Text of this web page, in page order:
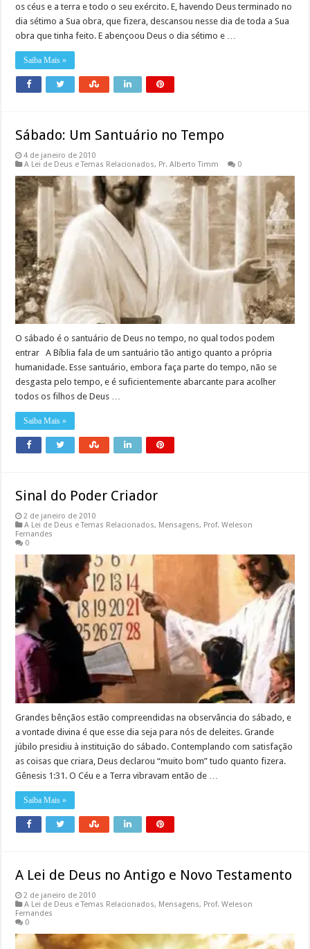
os céus e a terra e todo o seu exército. E, havendo Deus terminado no
dia sétimo a Sua obra, que fizera, descansou nesse dia de toda a Sua
obra que tinha feito. E abençoou Deus o dia sétimo e …
Saiba Mais »
Sábado: Um Santuário no Tempo
4 de janeiro de 2010
A Lei de Deus e Temas Relacionados, Pr. Alberto Timm 0
O sábado é o santuário de Deus no tempo, no qual todos podem
entrar A Bíblia fala de um santuário tão antigo quanto a própria
humanidade. Esse santuário, embora faça parte do tempo, não se
desgasta pelo tempo, e é suficientemente abarcante para acolher
todos os filhos de Deus …
Saiba Mais »
Sinal do Poder Criador
2 de janeiro de 2010
A Lei de Deus e Temas Relacionados, Mensagens, Prof. Weleson
Fernandes
0
Grandes bênçãos estão compreendidas na observância do sábado, e
a vontade divina é que esse dia seja para nós de deleites. Grande
júbilo presidiu à instituição do sábado. Contemplando com satisfação
as coisas que criara, Deus declarou “muito bom” tudo quanto fizera.
Gênesis 1:31. O Céu e a Terra vibravam então de …
Saiba Mais »
A Lei de Deus no Antigo e Novo Testamento
2 de janeiro de 2010
A Lei de Deus e Temas Relacionados, Mensagens, Prof. Weleson
Fernandes
0